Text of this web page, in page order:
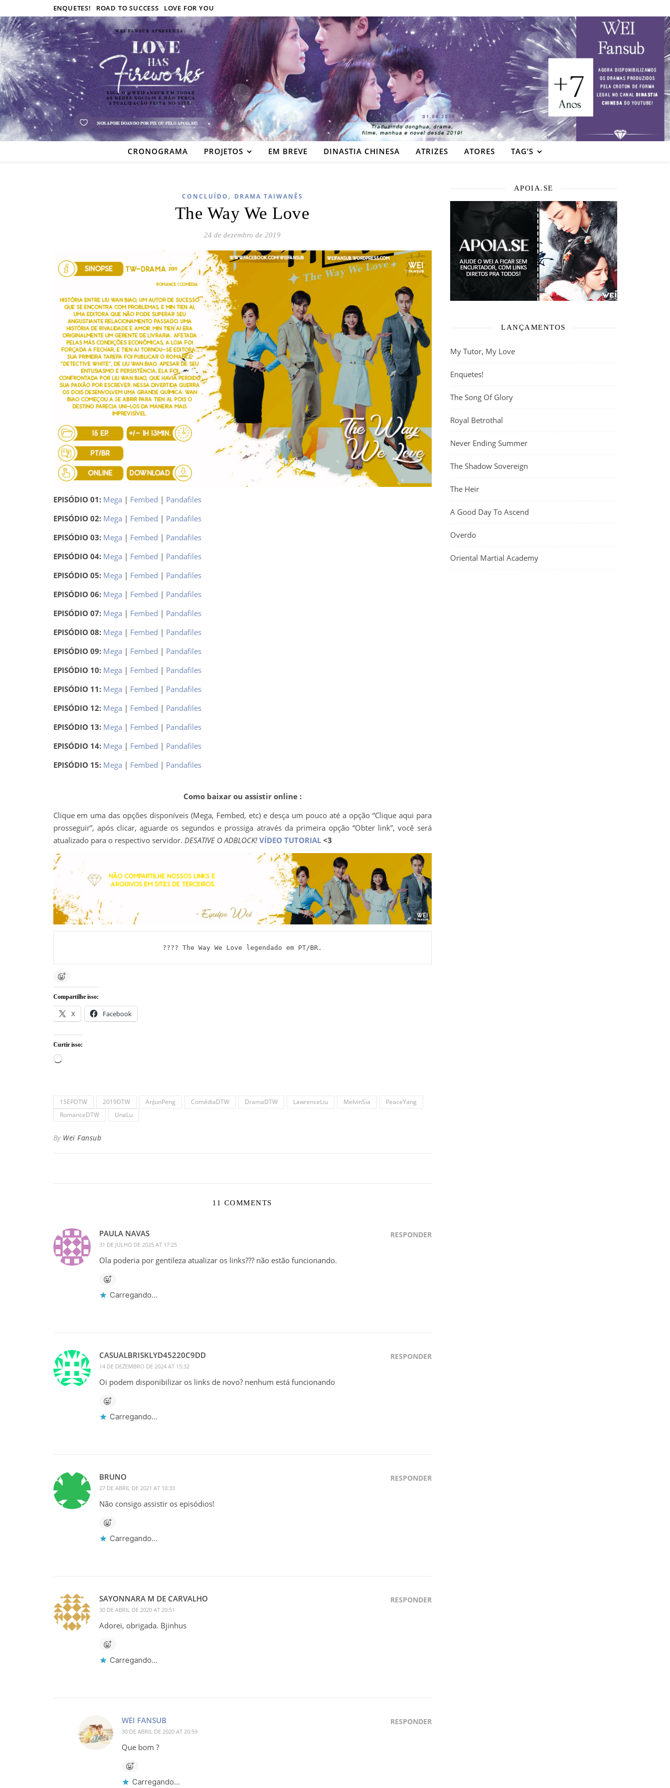
ENQUETES! ROAD TO SUCCESS LOVE FOR YOU
CRONOGRAMA PROJETOS EM BREVE DINASTIA CHINESA ATRIZES ATORES TAG’S
CONCLUÍDO , DRAMA TAIWANÊS
The Way We Love
24 de dezembro de 2019
EPISÓDIO 01: Mega | Fembed | Pandafiles
EPISÓDIO 02: Mega | Fembed | Pandafiles
EPISÓDIO 03: Mega | Fembed | Pandafiles
EPISÓDIO 04: Mega | Fembed | Pandafiles
EPISÓDIO 05: Mega | Fembed | Pandafiles
EPISÓDIO 06: Mega | Fembed | Pandafiles
EPISÓDIO 07: Mega | Fembed | Pandafiles
EPISÓDIO 08: Mega | Fembed | Pandafiles
EPISÓDIO 09: Mega | Fembed | Pandafiles
EPISÓDIO 10: Mega | Fembed | Pandafiles
EPISÓDIO 11: Mega | Fembed | Pandafiles
EPISÓDIO 12: Mega | Fembed | Pandafiles
EPISÓDIO 13: Mega | Fembed | Pandafiles
EPISÓDIO 14: Mega | Fembed | Pandafiles
EPISÓDIO 15: Mega | Fembed | Pandafiles
Como baixar ou assistir online :
Clique em uma das opções disponíveis (Mega, Fembed, etc) e desça um pouco até a opção “Clique aqui para
prosseguir”, após clicar, aguarde os segundos e prossiga através da primeira opção “Obter link”, você será
atualizado para o respectivo servidor. DESATIVE O ADBLOCK! VÍDEO TUTORIAL<3
???? The Way We Love legendado em PT/BR.
Compartilhe isso:
X Facebook
Curtir isso:
Carregando...
15EPDTW 2019DTW AnJunPeng ComédiaDTW DramaDTW LawrenceLiu MelvinSia
PeaceYang
RomanceDTW
UnaLu
By Wei Fansub
11 COMMENTS
PAULA NAVAS
31 DE JULHO DE 2025 AT 17:25
RESPONDER
Ola poderia por gentileza atualizar os links??? não estão funcionando.
Carregando...
CASUALBRISKLYD45220C9DD
14 DE DEZEMBRO DE 2024 AT 15:32
RESPONDER
Oi podem disponibilizar os links de novo? nenhum está funcionando
Carregando...
BRUNO
27 DE ABRIL DE 2021 AT 10:33
RESPONDER
Não consigo assistir os episódios!
Carregando...
SAYONNARA M DE CARVALHO
30 DE ABRIL DE 2020 AT 20:51
RESPONDER
Adorei, obrigada. Bjinhus
Carregando...
WEI FANSUB
30 DE ABRIL DE 2020 AT 20:59
RESPONDER
Que bom ?
Carregando...
APOIA.SE
LANÇAMENTOS
My Tutor, My Love
Enquetes!
The Song Of Glory
Royal Betrothal
Never Ending Summer
The Shadow Sovereign
The Heir
A Good Day To Ascend
Overdo
Oriental Martial Academy